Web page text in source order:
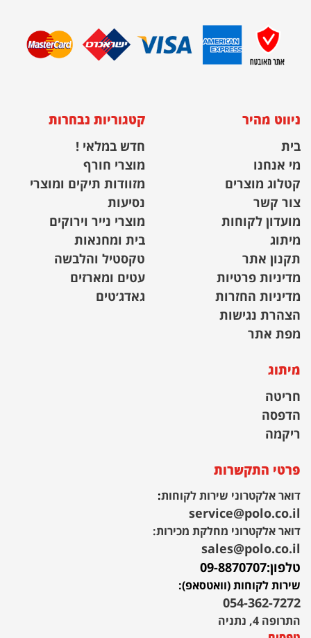
ניווט מהיר
בית
מי אנחנו
קטלוג מוצרים
צור קשר
מועדון לקוחות
מיתוג
תקנון אתר
מדיניות פרטיות
מדיניות החזרות
הצהרת נגישות
מפת אתר
קטגוריות נבחרות
חדש במלאי !
מוצרי חורף
מזוודות תיקים ומוצרי
נסיעות
מוצרי נייר וירוקים
בית ומחנאות
טקסטיל והלבשה
עטים ומארזים
גאדג׳טים
מיתוג
חריטה
הדפסה
ריקמה
פרטי התקשרות
דואר אלקטרוני שירות לקוחות:
service@polo.co.il
דואר אלקטרוני מחלקת מכירות:
sales@polo.co.il
טלפון:09-8870707
שירות לקוחות (וואטסאפ):
054-362-7272
התרופה 4, נתניה